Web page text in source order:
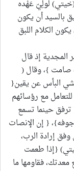
لولِيّ عَهْده
بالسيد أن يكون
الكلام اللبق
المجدية إذ قال
صامت }، وقال (
البأس عن يقين{
مع رؤسائهم
حينما تسمع
{ إن الإنصات
إرادة الرب،
{إذا طعمت
فقاومها ما